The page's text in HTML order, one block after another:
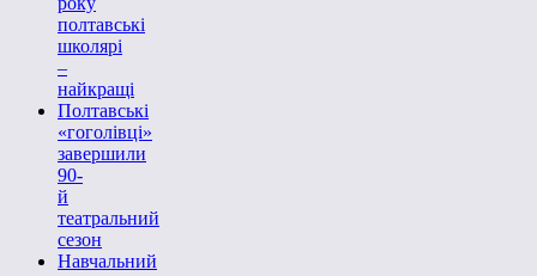
полтавські
школярі
–
найкращі
Полтавські
«гоголівці»
завершили
90-
й
театральний
сезон
Навчальний